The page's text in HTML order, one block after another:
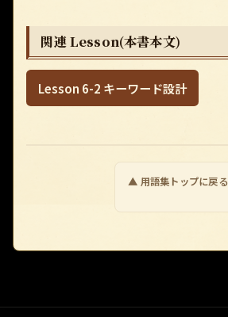
関連 Lesson(本書本文)
Lesson 6-2 キーワード設計
▲ 用語集トップに戻る